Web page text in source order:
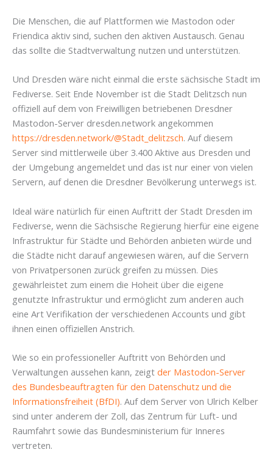
Die Menschen, die auf Plattformen wie Mastodon oder
Friendica aktiv sind, suchen den aktiven Austausch. Genau
das sollte die Stadtverwaltung nutzen und unterstützen.
Und Dresden wäre nicht einmal die erste sächsische Stadt im
Fediverse. Seit Ende November ist die Stadt Delitzsch nun
offiziell auf dem von Freiwilligen betriebenen Dresdner
Mastodon-Server dresden.network angekommen
https://dresden.network/@Stadt_delitzsch. Auf diesem
Server sind mittlerweile über 3.400 Aktive aus Dresden und
der Umgebung angemeldet und das ist nur einer von vielen
Servern, auf denen die Dresdner Bevölkerung unterwegs ist.
Ideal wäre natürlich für einen Auftritt der Stadt Dresden im
Fediverse, wenn die Sächsische Regierung hierfür eine eigene
Infrastruktur für Städte und Behörden anbieten würde und
die Städte nicht darauf angewiesen wären, auf die Servern
von Privatpersonen zurück greifen zu müssen. Dies
gewährleistet zum einem die Hoheit über die eigene
genutzte Infrastruktur und ermöglicht zum anderen auch
eine Art Verifikation der verschiedenen Accounts und gibt
ihnen einen offiziellen Anstrich.
Wie so ein professioneller Auftritt von Behörden und
Verwaltungen aussehen kann, zeigt der Mastodon-Server
des Bundesbeauftragten für den Datenschutz und die
Informationsfreiheit (BfDI). Auf dem Server von Ulrich Kelber
sind unter anderem der Zoll, das Zentrum für Luft- und
Raumfahrt sowie das Bundesministerium für Inneres
vertreten.